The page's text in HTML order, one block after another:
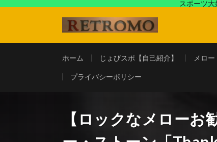
スポーツ
ホーム じょびスポ【自己紹介】 メロー
プライバシーポリシー
【ロックなメローお